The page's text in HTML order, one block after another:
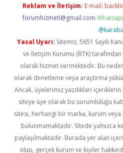
Reklam ve İletişim: E-mail:
forumhizmeti@gmail.com
Yasal Uyarı: Sitemiz, 5651 Sayılı
ve İletişim Kurumu (BTK) tarafından
olarak hizmet vermektedir. Bu
olarak denetleme veya araştırma
Ancak, üyelerimiz yazdıkları
siteye üye olarak bu sorumluluğu
sitesi, herhangi bir marka, kurum veya
bulunmamaktadır. Sitede yalnızca
paylaşılmaktadır. Burada yer alan
olup, gerçek kurum ve kişiler